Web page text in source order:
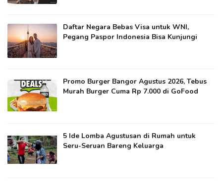
Daftar Negara Bebas Visa untuk WNI,
Pegang Paspor Indonesia Bisa Kunjungi
Promo Burger Bangor Agustus 2026, Tebus
Murah Burger Cuma Rp 7.000 di GoFood
5 Ide Lomba Agustusan di Rumah untuk
Seru-Seruan Bareng Keluarga